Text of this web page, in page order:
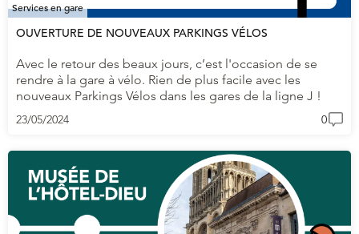
Services en gare
OUVERTURE DE NOUVEAUX PARKINGS VÉLOS
Avec le retour des beaux jours, c’est l'occasion de se
rendre à la gare à vélo. Rien de plus facile avec les
nouveaux Parkings Vélos dans les gares de la ligne J !
23/05/2024 0